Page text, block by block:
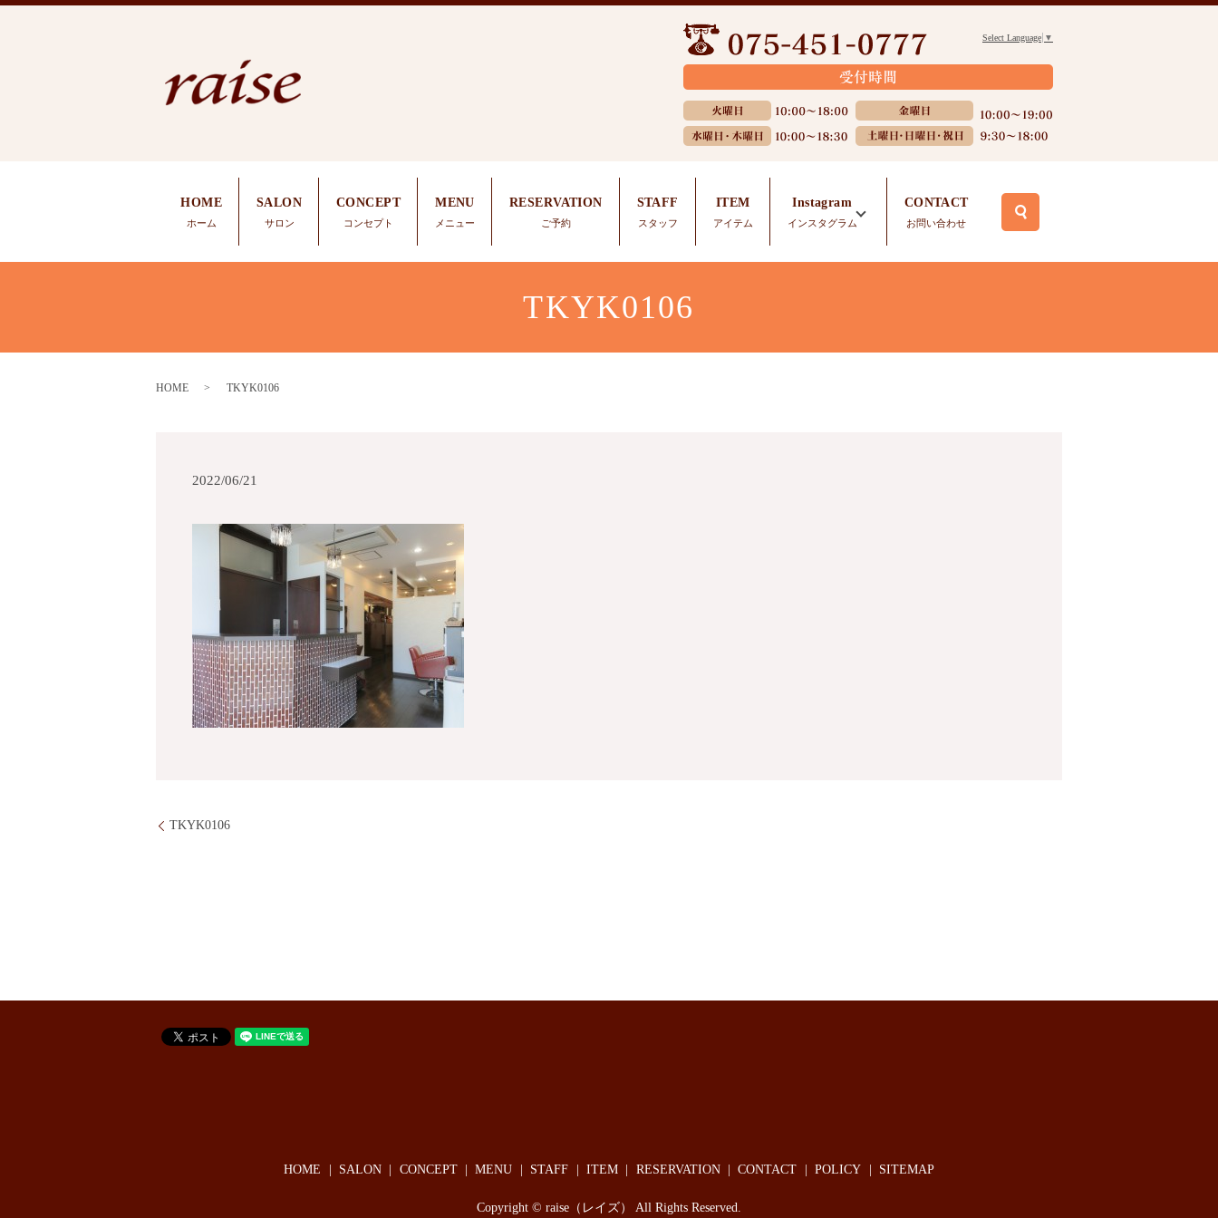
Select Language ▼
HOME
ホーム
SALON
サロン
CONCEPT
コンセプト
MENU
メニュー
RESERVATION
ご予約
STAFF
スタッフ
ITEM
アイテム
Instagram
インスタグラム
CONTACT
お問い合わせ
TKYK0106
HOME TKYK0106
2022/06/21
TKYK0106
HOME SALON CONCEPT MENU STAFF ITEM RESERVATION CONTACT POLICY SITEMAP
Copyright © raise（レイズ） All Rights Reserved.